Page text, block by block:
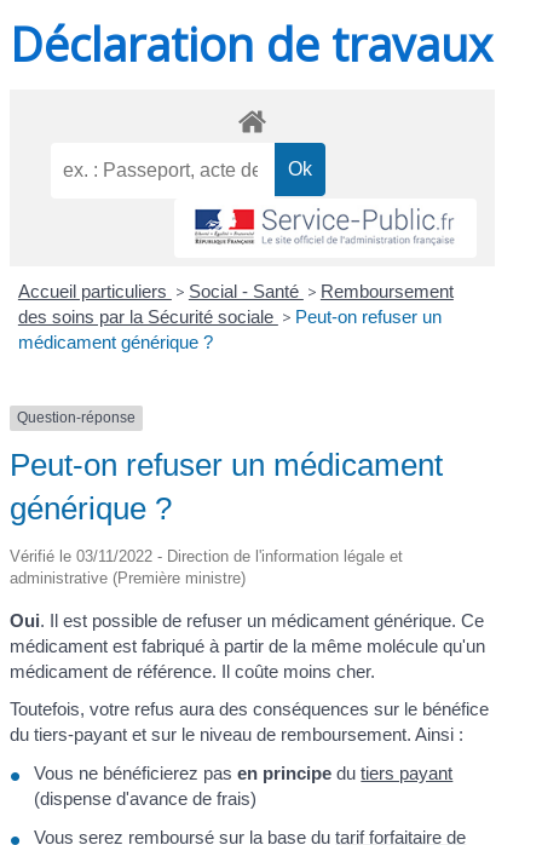
Déclaration de travaux
Accueil particuliers > Social - Santé > Remboursement
des soins par la Sécurité sociale > Peut-on refuser un
médicament générique ?
Question-réponse
Peut-on refuser un médicament
générique ?
Vérifié le 03/11/2022 - Direction de l'information légale et
administrative (Première ministre)
Oui. Il est possible de refuser un médicament générique. Ce
médicament est fabriqué à partir de la même molécule qu'un
médicament de référence. Il coûte moins cher.
Toutefois, votre refus aura des conséquences sur le bénéfice
du tiers-payant et sur le niveau de remboursement. Ainsi :
Vous ne bénéficierez pasen principe dutiers payant
(dispense d'avance de frais)
Vous serez remboursé sur la base dutarif forfaitaire de